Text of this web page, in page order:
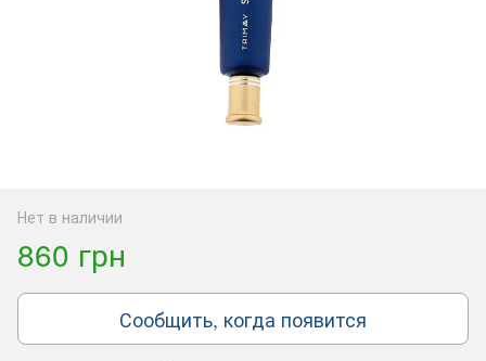
Нет в наличии
860 грн
Сообщить, когда появится